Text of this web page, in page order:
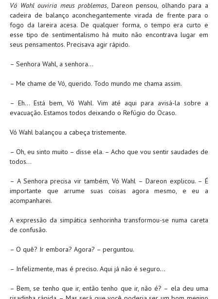
Vó Wahl ouviria meus problemas, Dareon pensou, olhando para a
cadeira de balanço aconchegantemente virada de frente para o
fogo da lareira acesa. De qualquer forma, o tempo era curto e
esse tipo de sentimentalismo há muito não encontrava lugar em
seus pensamentos. Precisava agir rápido.
– Senhora Wahl, a senhora…
– Me chame de Vó, querido. Todo mundo me chama assim.
– Eh… Está bem, Vó Wahl. Vim até aqui para avisá-la sobre a
evacuação. Estamos todos deixando o Refúgio do Ocaso.
Vó Wahl balançou a cabeça tristemente.
– Oh, eu sinto muito – disse ela. – Acho que vou sentir saudades de
todos…
– A Senhora precisa vir também, Vó Wahl – Dareon explicou. – É
importante que arrume suas coisas agora mesmo, e eu a
acompanharei.
A expressão da simpática senhorinha transformou-se numa careta
de confusão.
– O quê? Ir embora? Agora? – perguntou.
– Infelizmente, mas é preciso. Aqui já não é seguro…
– Bem, se tenho que ir, então tenho que ir, não é? – ela deu uma